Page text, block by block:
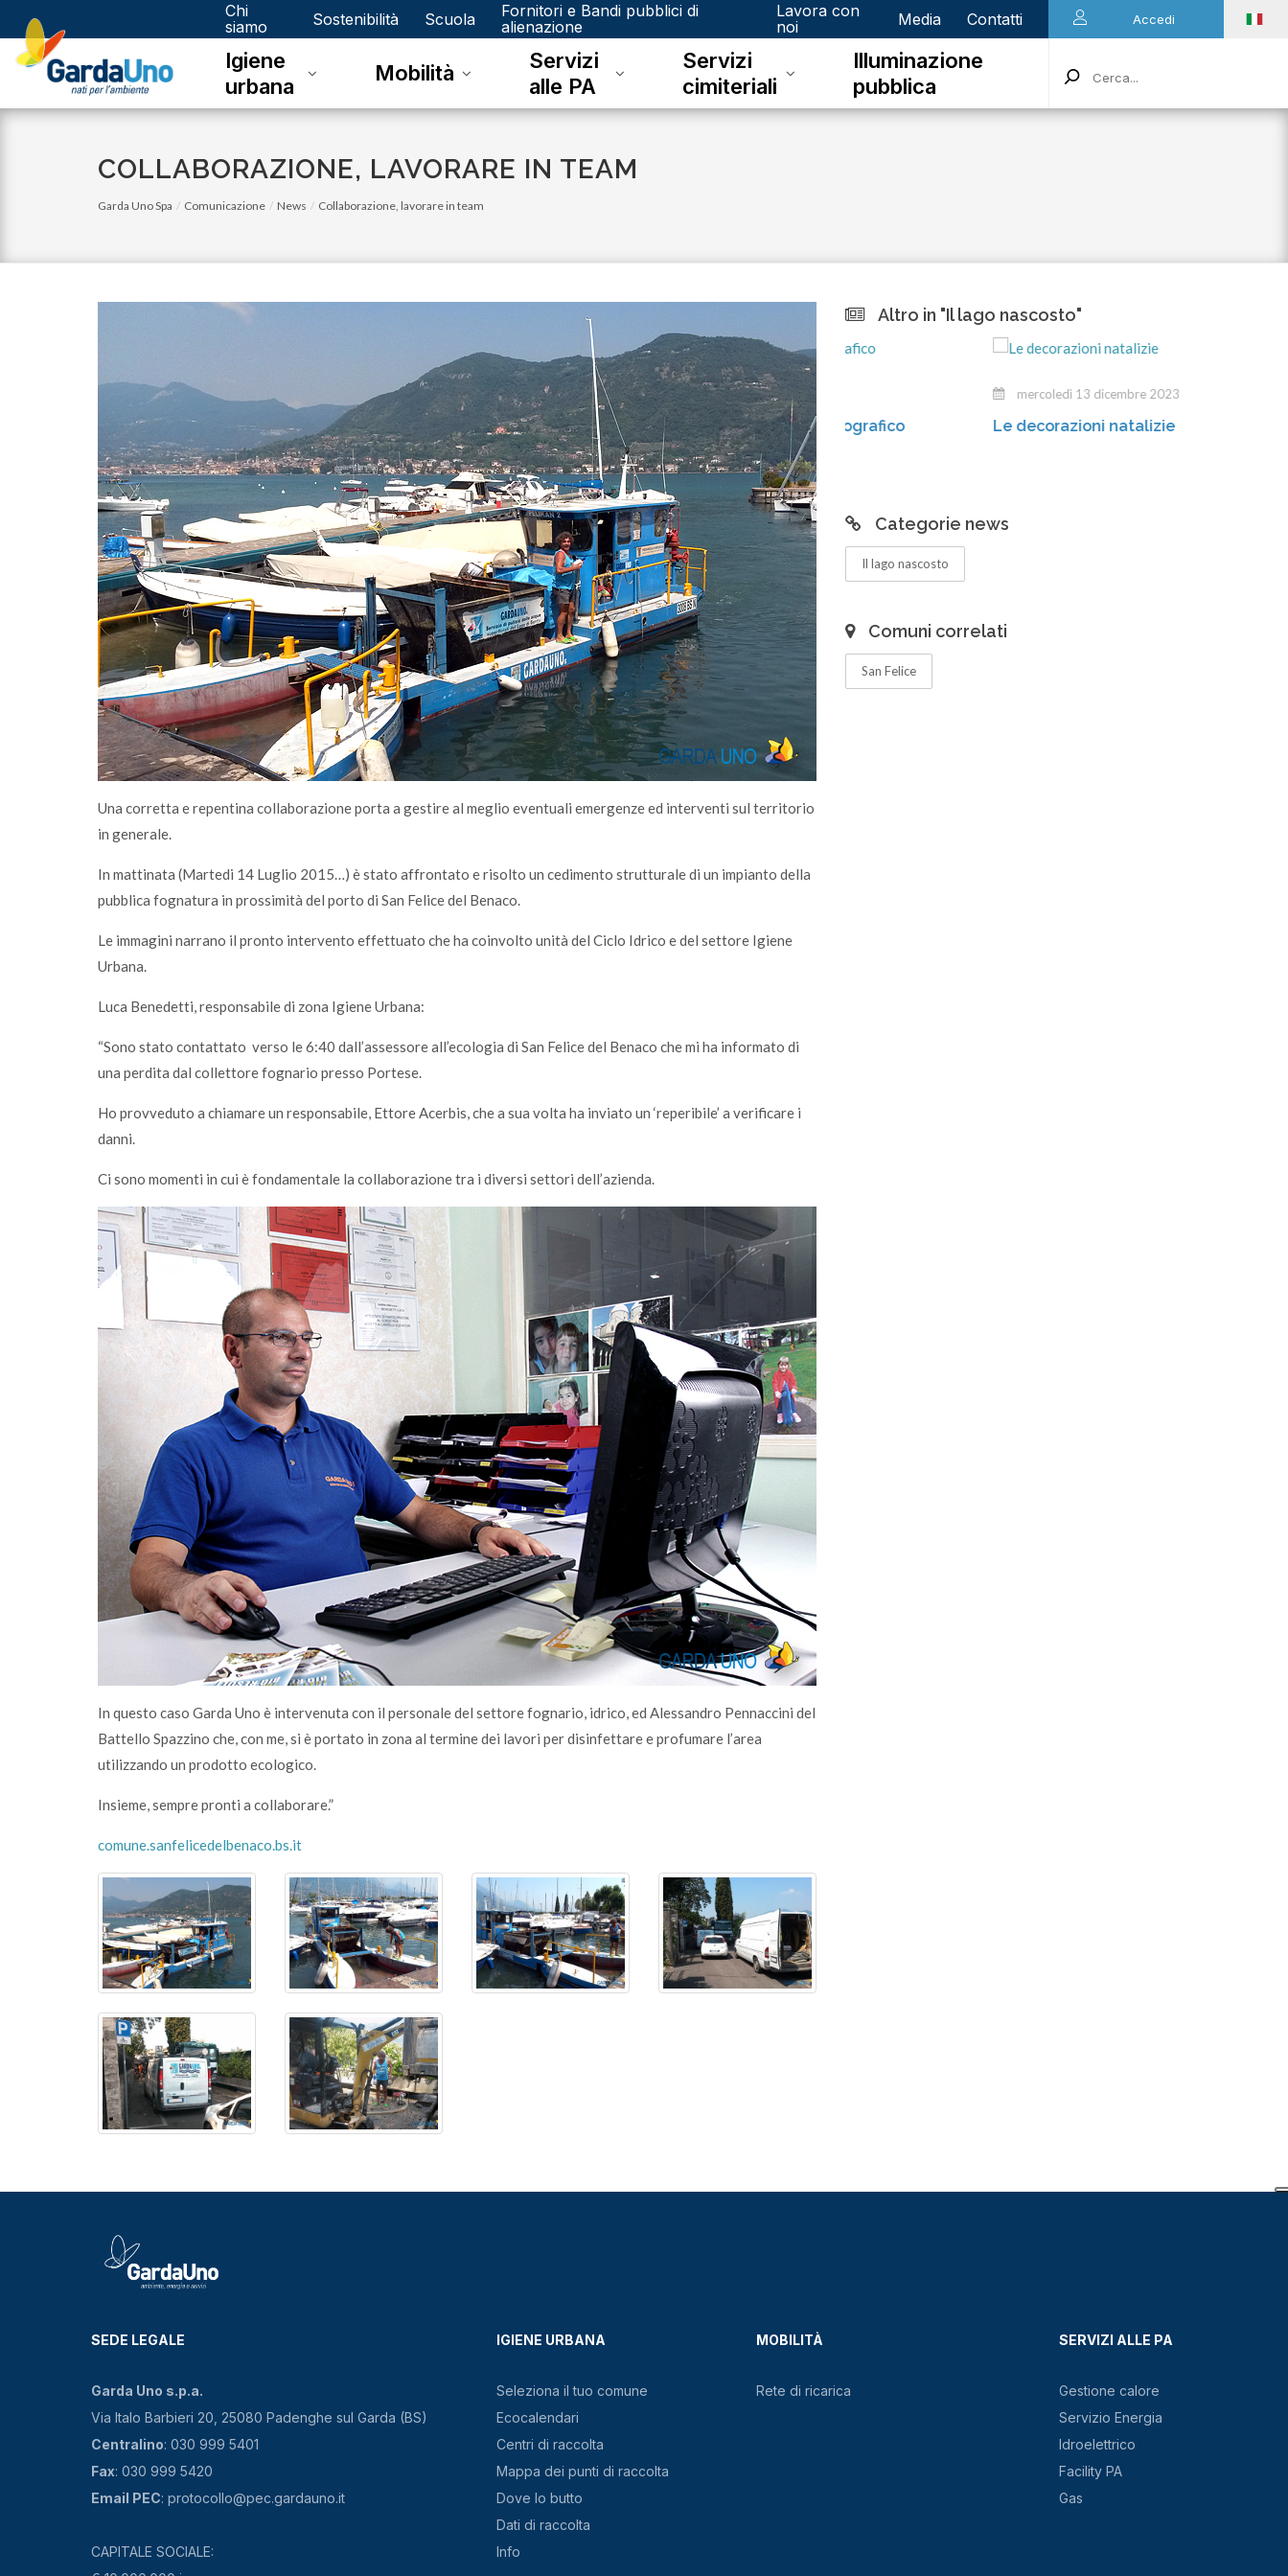
Gardauno
Spa
Chi
siamo
Sostenibilità Scuola
Fornitori e Bandi pubblici di
alienazione
Lavora con
noi
Media Contatti Accedi
Igiene
urbana
Mobilità
Servizi
alle PA
Servizi
cimiteriali
Illuminazione
pubblica
COLLABORAZIONE, LAVORARE IN TEAM
Garda Uno Spa Comunicazione News Collaborazione, lavorare in team
Una corretta e repentina collaborazione porta a gestire al meglio eventuali emergenze ed interventi sul territorio
in generale.
In mattinata (Martedi 14 Luglio 2015…) è stato affrontato e risolto un cedimento strutturale di un impianto della
pubblica fognatura in prossimità del porto di San Felice del Benaco.
Le immagini narrano il pronto intervento effettuato che ha coinvolto unità del Ciclo Idrico e del settore Igiene
Urbana.
Luca Benedetti, responsabile di zona Igiene Urbana:
“Sono stato contattato verso le 6:40 dall’assessore all’ecologia di San Felice del Benaco che mi ha informato di
una perdita dal collettore fognario presso Portese.
Ho provveduto a chiamare un responsabile, Ettore Acerbis, che a sua volta ha inviato un ‘reperibile’ a verificare i
danni.
Ci sono momenti in cui è fondamentale la collaborazione tra i diversi settori dell’azienda.
In questo caso Garda Uno è intervenuta con il personale del settore fognario, idrico, ed Alessandro Pennaccini del
Battello Spazzino che, con me, si è portato in zona al termine dei lavori per disinfettare e profumare l’area
utilizzando un prodotto ecologico.
Insieme, sempre pronti a collaborare.”
comune.sanfelicedelbenaco.bs.it
Altro in "Il lago nascosto"
venerdì 03 novembre 2023
Eco Calendario 2023 Dello - Novembre
venerdì 15 dicembre 2023
Junker e il riconoscimento fotografico
mercoledì 13 dicembre 2023
Le decorazioni natalizie
Categorie news
Il lago nascosto
Comuni correlati
San Felice
SEDE LEGALE
Garda Uno s.p.a.
Via Italo Barbieri 20, 25080 Padenghe sul Garda (BS)
Centralino: 030 999 5401
Fax: 030 999 5420
Email PEC: protocollo@pec.gardauno.it
CAPITALE SOCIALE:
IGIENE URBANA
Seleziona il tuo comune
Ecocalendari
Centri di raccolta
Mappa dei punti di raccolta
Dove lo butto
Dati di raccolta
Info
MOBILITÀ
Rete di ricarica
SERVIZI ALLE PA
Gestione calore
Servizio Energia
Idroelettrico
Facility PA
Gas